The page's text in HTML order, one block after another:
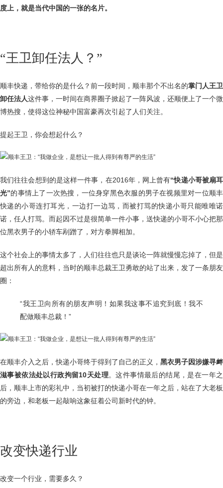
度上，就是当代中国的一张的名片。
“王卫卸任法人？”
顺丰快递，带给你的是什么？前一段时间，顺丰那个不出名的掌门人王卫
卸任法人这件事，一时间在商界圈子掀起了一阵风波，还顺便上了一个微
博热搜，使得这位神秘中国富豪再次引起了人们关注。
提起王卫，你会想起什么？
我们往往会想到的是这样一件事，在2016年，网上曾有“快递小哥被扇耳
光”的事情上了一次热搜，一位身穿黑色衣服的男子在视频里对一位顺丰
快递的小哥连打耳光，一边打一边骂，而被打骂的快递小哥只能唯唯诺
诺，任人打骂。而起因不过是很简单一件小事，送快递的小哥不小心把那
位黑衣男子的小轿车剐蹭了，对方拳脚相加。
这个社会上的事情太多了，人们往往也只是谈论一阵就慢慢忘掉了，但是
超出所有人的意料，当时的顺丰总裁王卫勇敢的站了出来，发了一条朋友
圈：
“我王卫向所有的朋友声明！如果我这事不追究到底！我不
配做顺丰总裁！”
在顺丰介入之后，快递小哥终于得到了自己的正义， 黑衣男子因涉嫌寻衅
滋事被依法处以行政拘留10天处理。这件事情最后的结尾，是在一年之
后，顺丰上市的彩礼中，当初被打的快递小哥在一年之后，站在了大老板
的旁边，和老板一起敲响这象征着公司新时代的钟。
改变快递行业
改变一个行业，需要多久？